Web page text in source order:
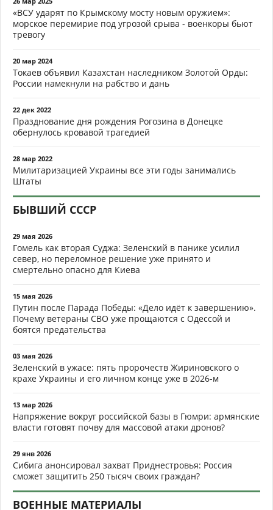
«ВСУ ударят по Крымскому мосту новым оружием»:
морское перемирие под угрозой срыва - военкоры бьют
тревогу
20 мар 2024
Токаев объявил Казахстан наследником Золотой Орды:
России намекнули на рабство и дань
22 дек 2022
Празднование дня рождения Рогозина в Донецке
обернулось кровавой трагедией
28 мар 2022
Милитаризацией Украины все эти годы занимались
Штаты
БЫВШИЙ СССР
29 мая 2026
Гомель как вторая Суджа: Зеленский в панике усилил
север, но переломное решение уже принято и
смертельно опасно для Киева
15 мая 2026
Путин после Парада Победы: «Дело идёт к завершению».
Почему ветераны СВО уже прощаются с Одессой и
боятся предательства
03 мая 2026
Зеленский в ужасе: пять пророчеств Жириновского о
крахе Украины и его личном конце уже в 2026-м
13 мар 2026
Напряжение вокруг российской базы в Гюмри: армянские
власти готовят почву для массовой атаки дронов?
29 янв 2026
Сибига анонсировал захват Приднестровья: Россия
сможет защитить 250 тысяч своих граждан?
ВОЕННЫЕ МАТЕРИАЛЫ